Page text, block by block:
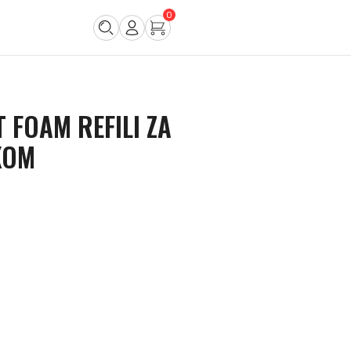
0
FOAM REFILI ZA